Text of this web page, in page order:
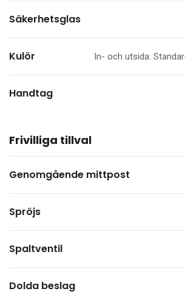
Säkerhetsglas
Kulör In- och utsida:
Handtag
Frivilliga tillval
Genomgående mittpost
Spröjs
Spaltventil
Dolda beslag